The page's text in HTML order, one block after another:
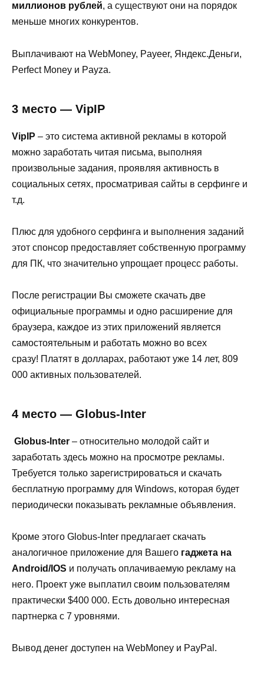
миллионов рублей, а существуют они на порядок
меньше многих конкурентов.
Выплачивают на WebMoney, Payeer, Яндекс.Деньги,
Perfect Money и Payza.
3 место — VipIP
VipIP – это система активной рекламы в которой
можно заработать читая письма, выполняя
произвольные задания, проявляя активность в
социальных сетях, просматривая сайты в серфинге и
т.д.
Плюс для удобного серфинга и выполнения заданий
этот спонсор предоставляет собственную программу
для ПК, что значительно упрощает процесс работы.
После регистрации Вы сможете скачать две
официальные программы и одно расширение для
браузера, каждое из этих приложений является
самостоятельным и работать можно во всех
сразу! Платят в долларах, работают уже 14 лет, 809
000 активных пользователей.
4 место — Globus-Inter
Globus-Inter – относительно молодой сайт и
заработать здесь можно на просмотре рекламы.
Требуется только зарегистрироваться и скачать
бесплатную программу для Windows, которая будет
периодически показывать рекламные объявления.
Кроме этого Globus-Inter предлагает скачать
аналогичное приложение для Вашего гаджета на
Android/IOS и получать оплачиваемую рекламу на
него. Проект уже выплатил своим пользователям
практически $400 000. Есть довольно интересная
партнерка с 7 уровнями.
Вывод денег доступен на WebMoney и PayPal.